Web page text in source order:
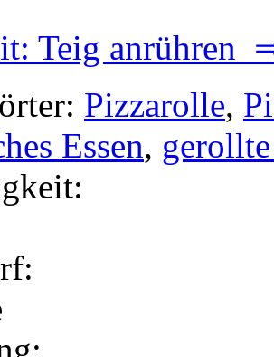
Teig anrühren
Pizzarolle,
Essen,